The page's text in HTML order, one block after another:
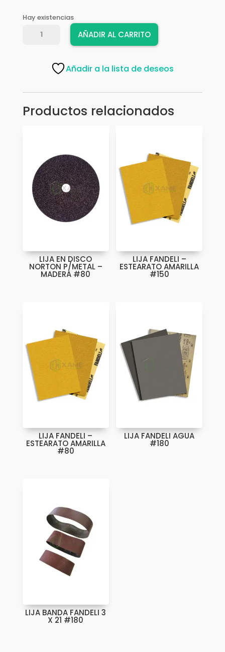
Hay existencias
cantidad
AÑADIR AL CARRITO
Añadir a la lista de deseos
Productos relacionados
LIJA EN DISCO
NORTON P/METAL –
MADERA #80
LIJA FANDELI –
ESTEARATO AMARILLA
#150
LIJA FANDELI –
ESTEARATO AMARILLA
#80
LIJA FANDELI AGUA
#180
LIJA BANDA FANDELI 3
X 21 #180